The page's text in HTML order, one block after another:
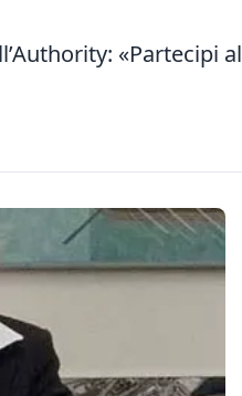
«Partecipi al